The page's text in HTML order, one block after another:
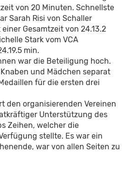
von 20 Minuten. Schnellste
Sarah Risi von Schaller
Gesamtzeit von 24.13.2
Stark vom VCA
min.
war die Beteiligung hoch.
und Mädchen separat
für die ersten drei
den organisierenden Vereinen
Unterstützung des
Zeihen, welcher die
stellte. Es war ein
war von allen Seiten zu